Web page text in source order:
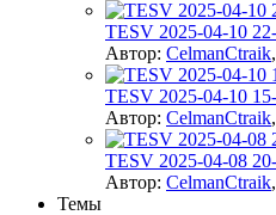
TESV 2025-04-10
Автор: CelmanCtraik,
TESV 2025-04-10
Автор: CelmanCtraik,
TESV 2025-04-08
Автор: CelmanCtraik,
Темы